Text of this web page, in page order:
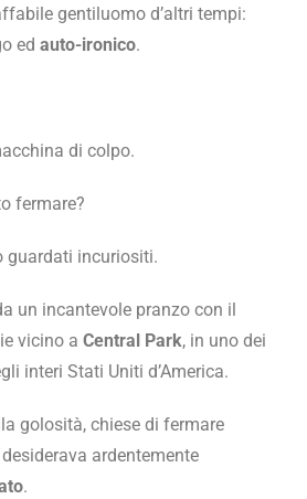
gentiluomo d’altri tempi:
ed auto-ironico.
di colpo.
fermare?
guardati incuriositi.
un incantevole pranzo con il
vicino a Central Park, in uno dei
interi Stati Uniti d’America.
golosità, chiese di fermare
ardentemente
.